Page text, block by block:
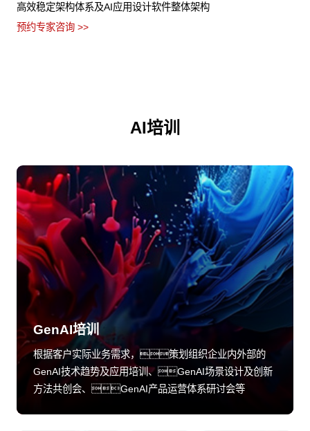
高效稳定架构体系及AI应用设计软件整体架构
预约专家咨询 >>
AI培训
GenAI培训
根据客户实际业务需求，策划组织企业内外部的
GenAI技术趋势及应用培训、GenAI场景设计及创新
方法共创会、GenAI产品运营体系研讨会等